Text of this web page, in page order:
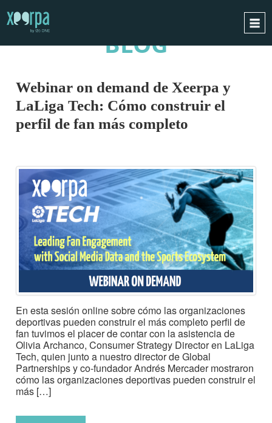
INTEGRACIONES
CASOS DE ÉXITO
CONTACTO
PIDE UNA DEMO
ESPAÑOL
ENGLISH
BLOG
Webinar on demand de Xeerpa y
LaLiga Tech: Cómo construir el
perfil de fan más completo
En esta sesión online sobre cómo las organizaciones
deportivas pueden construir el más completo perfil de
fan tuvimos el placer de contar con la asistencia de
Olivia Archanco, Consumer Strategy Director en LaLiga
Tech, quien junto a nuestro director de Global
Partnerships y co-fundador Andrés Mercader mostraron
cómo las organizaciones deportivas pueden construir el
más […]